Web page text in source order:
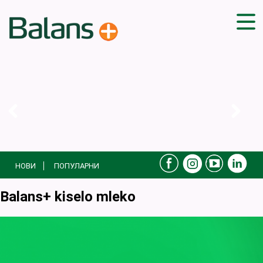
БЛОГ
ПРОИЗВОДИ
КАМПАЊИ
НОВИ ПОПУЛАРНИ
Balans+ kiselo mleko